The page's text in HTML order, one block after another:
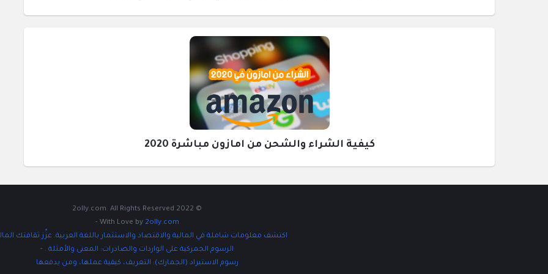
كيفية الشراء والشحن من امازون مباشرة 2020
© 2022 2olly.com. All Rights Reserved
With Love by 2olly.com
-
اكتشف معلومات شاملة في المالية والاقتصاد والاستثمار باللغة العربية. عزِّز ثقافتك
الرسوم الجمركية على الواردات والصادرات: المعنى والأمثلة . -
رسوم الاستيراد (الجمارك): التعريف، كيفية عملها، ومن يدفعها